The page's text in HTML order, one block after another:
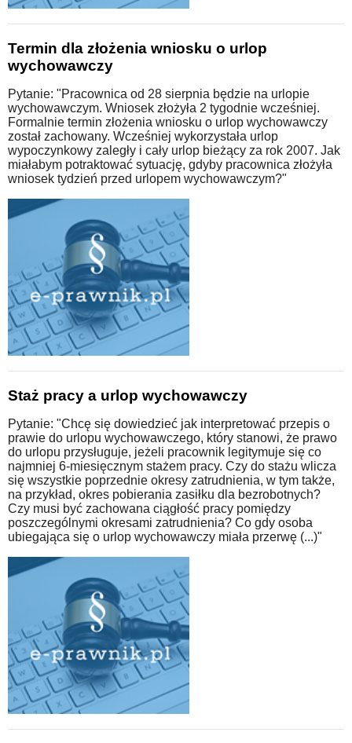
Termin dla złożenia wniosku o urlop
wychowawczy
Pytanie: "Pracownica od 28 sierpnia będzie na urlopie
wychowawczym. Wniosek złożyła 2 tygodnie wcześniej.
Formalnie termin złożenia wniosku o urlop wychowawczy
został zachowany. Wcześniej wykorzystała urlop
wypoczynkowy zaległy i cały urlop bieżący za rok 2007. Jak
miałabym potraktować sytuację, gdyby pracownica złożyła
wniosek tydzień przed urlopem wychowawczym?"
Staż pracy a urlop wychowawczy
Pytanie: "Chcę się dowiedzieć jak interpretować przepis o
prawie do urlopu wychowawczego, który stanowi, że prawo
do urlopu przysługuje, jeżeli pracownik legitymuje się co
najmniej 6-miesięcznym stażem pracy. Czy do stażu wlicza
się wszystkie poprzednie okresy zatrudnienia, w tym także,
na przykład, okres pobierania zasiłku dla bezrobotnych?
Czy musi być zachowana ciągłość pracy pomiędzy
poszczególnymi okresami zatrudnienia? Co gdy osoba
ubiegająca się o urlop wychowawczy miała przerwę (...)"